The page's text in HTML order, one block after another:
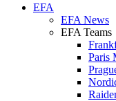
Close
EFA
EFA News
EFA Teams
Paris